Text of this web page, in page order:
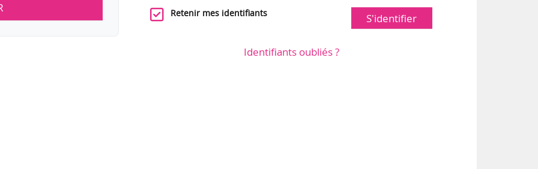
Retenir mes identifiants S'identifier
Identifiants oubliés ?